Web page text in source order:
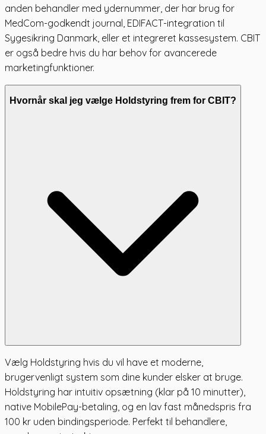
anden behandler med ydernummer, der har brug for
MedCom-godkendt journal, EDIFACT-integration til
Sygesikring Danmark, eller et integreret kassesystem. CBIT
er også bedre hvis du har behov for avancerede
marketingfunktioner.
Hvornår skal jeg vælge Holdstyring frem for CBIT?
Vælg Holdstyring hvis du vil have et moderne,
brugervenligt system som dine kunder elsker at bruge.
Holdstyring har intuitiv opsætning (klar på 10 minutter),
native MobilePay-betaling, og en lav fast månedspris fra
100 kr uden bindingsperiode. Perfekt til behandlere,